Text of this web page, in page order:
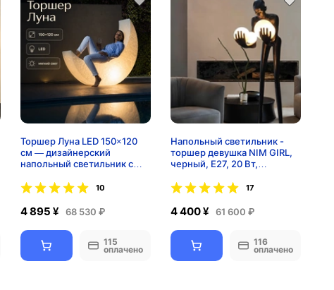
Торшер Луна LED 150×120
см — дизайнерский
напольный светильник с
10
4 895 ¥ 68 530 ₽
115
оплачено
Напольный светильник -
торшер девушка NIM GIRL,
черный, E27, 20 Вт,
17
4 400 ¥ 61 600 ₽
116
оплачено